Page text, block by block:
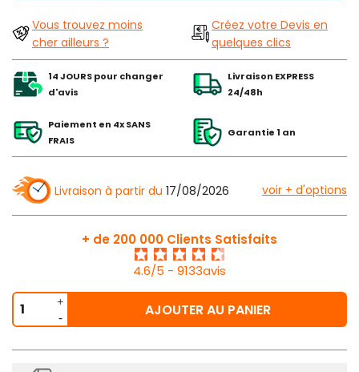
Vous trouvez moins
cher ailleurs ?
Créez votre Devis en
quelques clics
14 JOURS pour changer
d'avis
Livraison EXPRESS
24/48h
Paiement en 4x SANS
FRAIS
Garantie 1 an
Livraison à partir du 17/08/2026 voir + d'options
+ de 200 000 Clients Satisfaits
4.6/5 - 9133avis
AJOUTER AU PANIER